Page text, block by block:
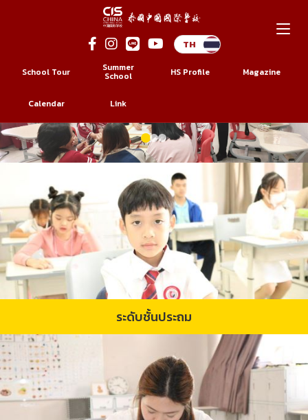
contentSchool Tour Summer
School HS Profile Magazine
Calendar Link
ระดับชั้นประถม
ระดับชั้นประถม